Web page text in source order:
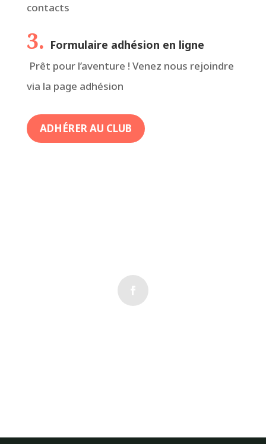
contacts
3. Formulaire adhésion en ligne
Prêt pour l’aventure ! Venez nous rejoindre
via la page adhésion
ADHÉRER AU CLUB